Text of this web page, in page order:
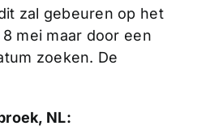
zal gebeuren op het
mei maar door een
zoeken. De
NL: